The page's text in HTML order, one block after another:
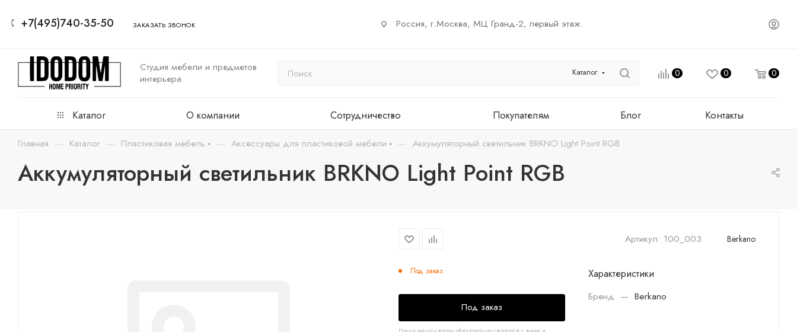
+7(495)740-35-50 ЗАКАЗАТЬ ЗВОНОК Россия, г.Москва, МЦ Гранд-2, первый этаж.
Студия мебели и предметов
интерьера
Каталог 0 0 0
Каталог О компании Сотрудничество Покупателям Блог Контакты
Главная — Каталог — Пластиковая мебель — Аксессуары для пластиковой мебели — Аккумуляторный светильник BRKNO Light Point RGB
Аккумуляторный светильник BRKNO Light Point RGB
Артикул: 100_003 Berkano
Под заказ
Под заказ
Характеристики
Бренд — Berkano